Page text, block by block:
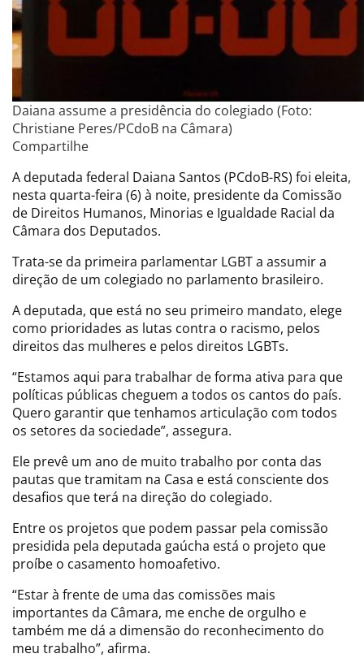
Daiana assume a presidência do colegiado (Foto:
Christiane Peres/PCdoB na Câmara)
Compartilhe
A deputada federal Daiana Santos (PCdoB-RS) foi eleita,
nesta quarta-feira (6) à noite, presidente da Comissão
de Direitos Humanos, Minorias e Igualdade Racial da
Câmara dos Deputados.
Trata-se da primeira parlamentar LGBT a assumir a
direção de um colegiado no parlamento brasileiro.
A deputada, que está no seu primeiro mandato, elege
como prioridades as lutas contra o racismo, pelos
direitos das mulheres e pelos direitos LGBTs.
“Estamos aqui para trabalhar de forma ativa para que
políticas públicas cheguem a todos os cantos do país.
Quero garantir que tenhamos articulação com todos
os setores da sociedade”, assegura.
Ele prevê um ano de muito trabalho por conta das
pautas que tramitam na Casa e está consciente dos
desafios que terá na direção do colegiado.
Entre os projetos que podem passar pela comissão
presidida pela deputada gaúcha está o projeto que
proíbe o casamento homoafetivo.
“Estar à frente de uma das comissões mais
importantes da Câmara, me enche de orgulho e
também me dá a dimensão do reconhecimento do
meu trabalho”, afirma.